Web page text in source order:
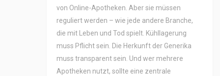
von Online-Apotheken. Aber sie müssen
reguliert werden – wie jede andere Branche,
die mit Leben und Tod spielt. Kühllagerung
muss Pflicht sein. Die Herkunft der Generika
muss transparent sein. Und wer mehrere
Apotheken nutzt, sollte eine zentrale